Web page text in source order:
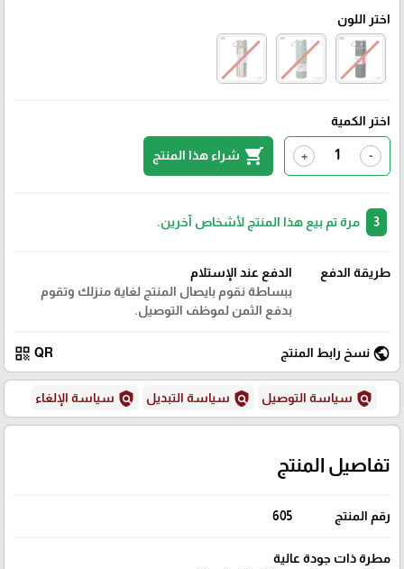
اختر اللون
اختر الكمية
-
+
shopping_cart شراء هذا المنتج
مرة تم بيع هذا المنتج لأشخاص آخرين.
طريقة الدفع
الدفع عند الإستلام
ببساطة نقوم بايصال المنتج لغاية منزلك وتقوم
بدفع الثمن لموظف التوصيل.
public نسخ رابط المنتج QR
qr_code
policy سياسة التوصيل policy سياسة التبديل policy سياسة الإلغاء
تفاصيل المنتج
رقم المنتج 605
مطرة ذات جودة عالية